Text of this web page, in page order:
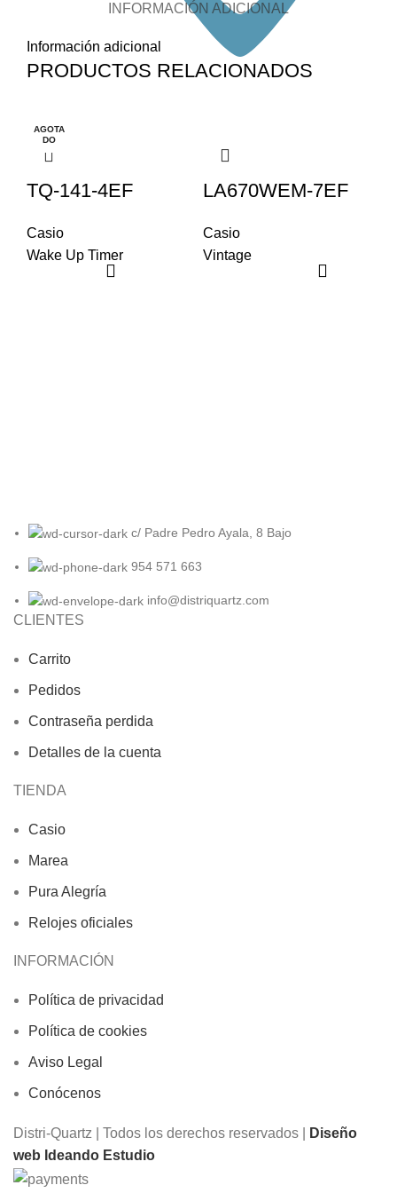
INFORMACIÓN ADICIONAL
Información adicional
PRODUCTOS RELACIONADOS
AGOTA
DO
TQ-141-4EF
Casio
Wake Up Timer
LA670WEM-7EF
Casio
Vintage
c/ Padre Pedro Ayala, 8 Bajo
954 571 663
info@distriquartz.com
CLIENTES
Carrito
Pedidos
Contraseña perdida
Detalles de la cuenta
TIENDA
Casio
Marea
Pura Alegría
Relojes oficiales
INFORMACIÓN
Política de privacidad
Política de cookies
Aviso Legal
Conócenos
Distri-Quartz | Todos los derechos reservados |
Diseño
web Ideando Estudio